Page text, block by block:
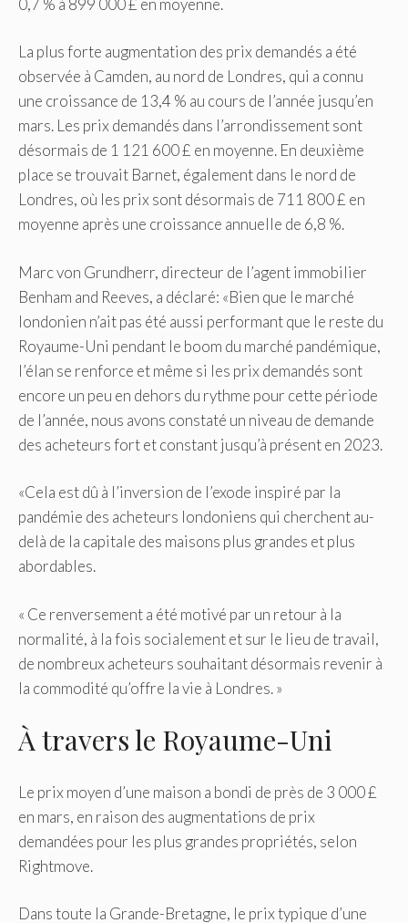
0,7 % à 899 000 £ en moyenne.
La plus forte augmentation des prix demandés a été
observée à Camden, au nord de Londres, qui a connu
une croissance de 13,4 % au cours de l’année jusqu’en
mars. Les prix demandés dans l’arrondissement sont
désormais de 1 121 600 £ en moyenne. En deuxième
place se trouvait Barnet, également dans le nord de
Londres, où les prix sont désormais de 711 800 £ en
moyenne après une croissance annuelle de 6,8 %.
Marc von Grundherr, directeur de l’agent immobilier
Benham and Reeves, a déclaré: «Bien que le marché
londonien n’ait pas été aussi performant que le reste du
Royaume-Uni pendant le boom du marché pandémique,
l’élan se renforce et même si les prix demandés sont
encore un peu en dehors du rythme pour cette période
de l’année, nous avons constaté un niveau de demande
des acheteurs fort et constant jusqu’à présent en 2023.
«Cela est dû à l’inversion de l’exode inspiré par la
pandémie des acheteurs londoniens qui cherchent au-
delà de la capitale des maisons plus grandes et plus
abordables.
« Ce renversement a été motivé par un retour à la
normalité, à la fois socialement et sur le lieu de travail,
de nombreux acheteurs souhaitant désormais revenir à
la commodité qu’offre la vie à Londres. »
À travers le Royaume-Uni
Le prix moyen d’une maison a bondi de près de 3 000 £
en mars, en raison des augmentations de prix
demandées pour les plus grandes propriétés, selon
Rightmove.
Dans toute la Grande-Bretagne, le prix typique d’une